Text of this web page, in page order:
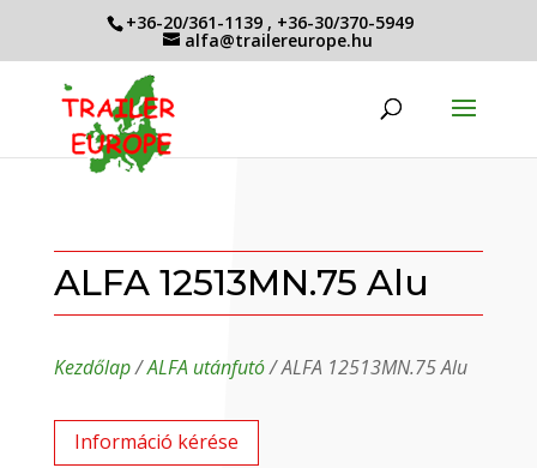
+36-20/361-1139 , +36-30/370-5949
alfa@trailereurope.hu
ALFA 12513MN.75 Alu
Kezdőlap/ALFA utánfutó/ ALFA 12513MN.75 Alu
Információ kérése